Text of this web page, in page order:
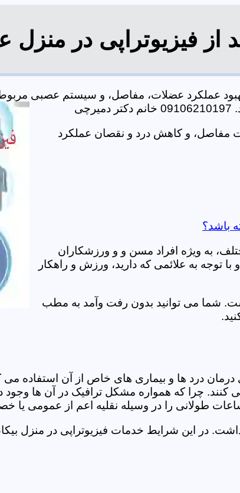
از فیزیوتراپی در منزل
عملکرد عضلات، مفاصل، و سیستم عصبی
مفاصل، و کاهش درد و نقصان عملکرد
باشد؟
به ویژه افراد مسن و و ورزشکاران
توجه به علائمی که دارید، ورزش و راهکار
است. شما می توانید بدون رفت وآمد به مطب
درمان درد ها و بیماری های خاص از آن
چرا که همواره مشکل ترافیک در آن ها وجود
طولانی را در وسیله نقلیه اعم از عمومی یا
در این شرایط خدمات فیزیوتراپی در منزل